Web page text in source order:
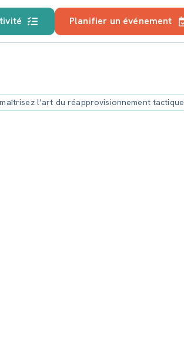
Planifier un événement
l’art du réapprovisionnement tactique